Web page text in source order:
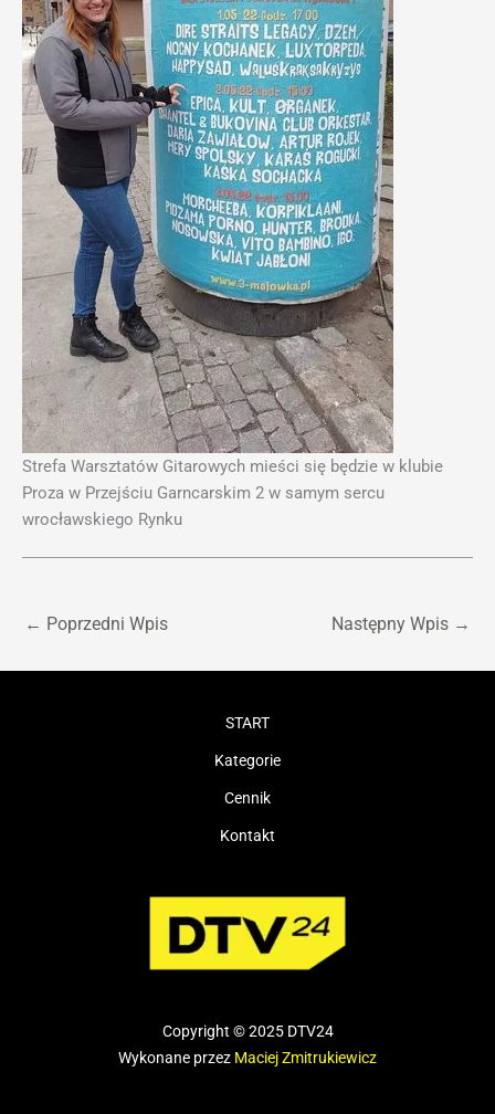
Strefa Warsztatów Gitarowych mieści się będzie w klubie
Proza w Przejściu Garncarskim 2 w samym sercu
wrocławskiego Rynku
← Poprzedni Wpis Następny Wpis →
START
Kategorie
Cennik
Kontakt
Copyright © 2025 DTV24
Wykonane przez Maciej Zmitrukiewicz